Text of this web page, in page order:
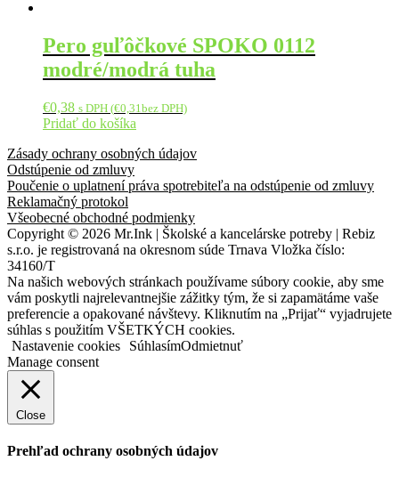
Pero guľôčkové SPOKO 0112
modré/modrá tuha
€0,38 s DPH (€0,31 bez DPH)
Pridať do košíka
Zásady ochrany osobných údajov
Odstúpenie od zmluvy
Poučenie o uplatnení práva spotrebiteľa na odstúpenie od zmluvy
Reklamačný protokol
Všeobecné obchodné podmienky
Copyright © 2026 Mr.Ink | Školské a kancelárske potreby | Rebiz
s.r.o. je registrovaná na okresnom súde Trnava Vložka číslo:
34160/T
Na našich webových stránkach používame súbory cookie, aby sme
vám poskytli najrelevantnejšie zážitky tým, že si zapamätáme vaše
preferencie a opakované návštevy. Kliknutím na „Prijať“ vyjadrujete
súhlas s použitím VŠETKÝCH cookies.
Nastavenie cookies
SúhlasímOdmietnuť
Manage consent
Close
Prehľad ochrany osobných údajov